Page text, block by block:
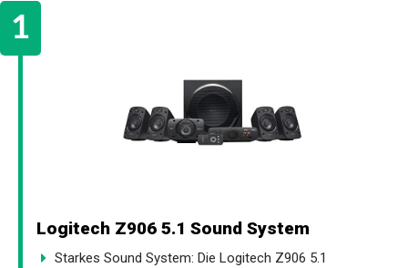
Logitech Z906 5.1 Sound System
Starkes Sound System: Die Logitech Z906 5.1